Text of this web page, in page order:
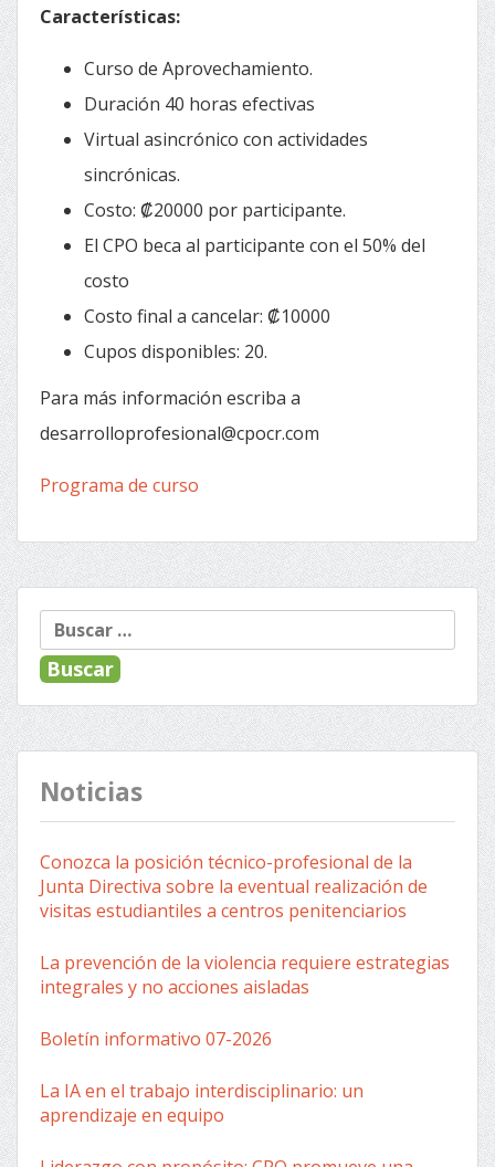
Características:
Curso de Aprovechamiento.
Duración 40 horas efectivas
Virtual asincrónico con actividades
sincrónicas.
Costo: ₡20000 por participante.
El CPO beca al participante con el 50% del
costo
Costo final a cancelar: ₡10000
Cupos disponibles: 20.
Para más información escriba a
desarrolloprofesional@cpocr.com
Programa de curso
Buscar:
Noticias
Conozca la posición técnico-profesional de la
Junta Directiva sobre la eventual realización de
visitas estudiantiles a centros penitenciarios
La prevención de la violencia requiere estrategias
integrales y no acciones aisladas
Boletín informativo 07-2026
La IA en el trabajo interdisciplinario: un
aprendizaje en equipo